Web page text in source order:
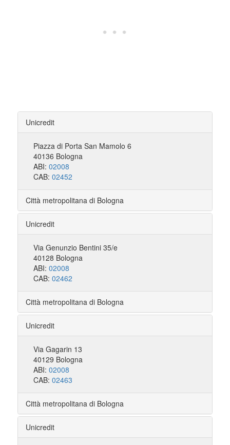
Unicredit
Piazza di Porta San Mamolo 6
40136 Bologna
ABI: 02008
CAB: 02452
Città metropolitana di Bologna
Unicredit
Via Genunzio Bentini 35/e
40128 Bologna
ABI: 02008
CAB: 02462
Città metropolitana di Bologna
Unicredit
Via Gagarin 13
40129 Bologna
ABI: 02008
CAB: 02463
Città metropolitana di Bologna
Unicredit